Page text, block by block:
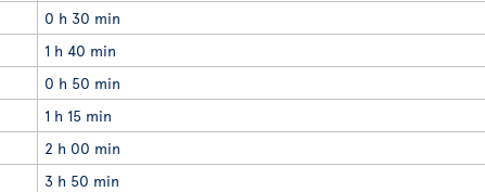
0 h 30 min
1 h 40 min
0 h 50 min
1 h 15 min
2 h 00 min
3 h 50 min